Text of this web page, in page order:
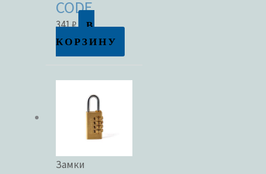
CODE
341₽
В
КОРЗИНУ
Замки